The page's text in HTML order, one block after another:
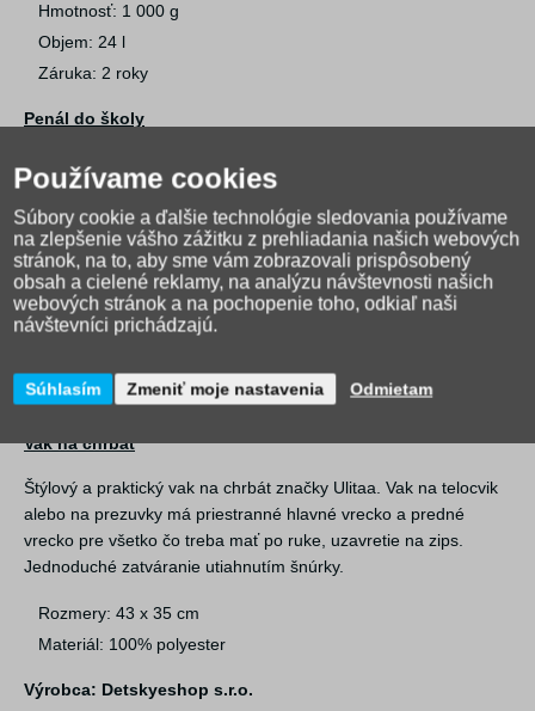
Hmotnosť: 1 000 g
Objem: 24 l
Záruka: 2 roky
Penál do školy
Priestranné chlapčenské púzdro do školy
jedným zipsovým vreckom a veľkým úložným priestorom vo
vnútri. Vnútri puzdra na vnútornej strane veka školského puzdra
sa nachádza 10 gumičiek na ceruzky, perá a pastelky. Do
zvyšného priestoru sa zmestia všetky ostatné školské pomôcky -
strúhadlo, guma, pravítko alebo malá školská kalkulačka.
Puzdro je vyrobené v SR.
Rozmer peračníka:20,5 x 13 x 5,5 cm
Púzdro je dodávané bez výbavy.
Vak na chrbát
Štýlový a praktický vak na chrbát značky Ulitaa. Vak na telocvik
alebo na prezuvky má priestranné hlavné vrecko a predné
vrecko pre všetko čo treba mať po ruke, uzavretie na zips.
Jednoduché zatváranie utiahnutím šnúrky.
Rozmery: 43 x 35 cm
Materiál: 100% polyester
Výrobca: Detskyeshop s.r.o.
Používame cookies
Súbory cookie a ďalšie technológie sledovania používame
na zlepšenie vášho zážitku z prehliadania našich webových
stránok, na to, aby sme vám zobrazovali prispôsobený
obsah a cielené reklamy, na analýzu návštevnosti našich
webových stránok a na pochopenie toho, odkiaľ naši
návštevníci prichádzajú.
Súhlasím Zmeniť moje nastavenia Odmietam